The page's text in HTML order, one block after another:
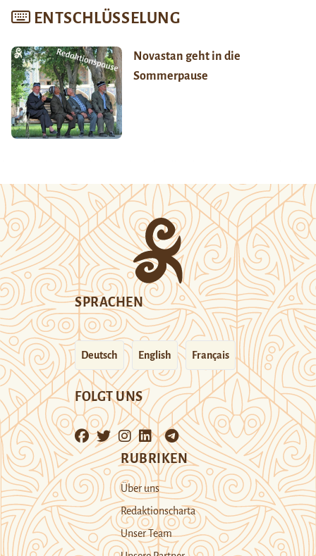
ENTSCHLÜSSELUNG
Novastan geht in die
Sommerpause
SPRACHEN
Deutsch English Français
FOLGT UNS
RUBRIKEN
Über uns
Redaktionscharta
Unser Team